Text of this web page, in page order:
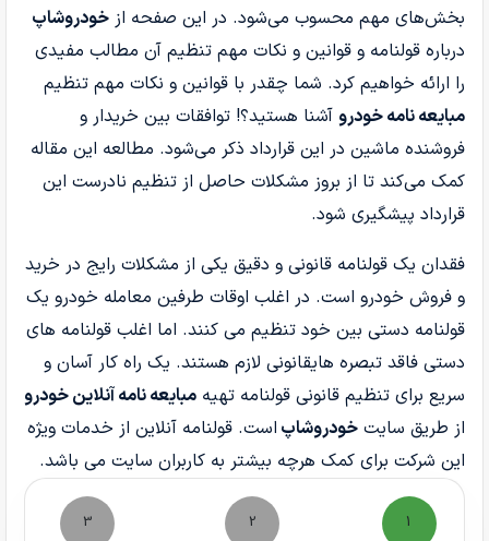
بخش‌های مهم محسوب می‌شود. در این صفحه از خودروشاپ
درباره قولنامه و قوانین و نکات مهم تنظیم آن مطالب مفیدی
را ارائه خواهیم کرد. شما چقدر با قوانین و نکات مهم تنظیم
مبایعه نامه خودرو آشنا هستید؟! توافقات بین خریدار و
فروشنده ماشین در این قرارداد ذکر می‌شود. مطالعه این مقاله
کمک می‌کند تا از بروز مشکلات حاصل از تنظیم نادرست این
قرارداد پیشگیری شود.
فقدان یک قولنامه قانونی و دقیق یکی از مشکلات رایج در خرید
و فروش خودرو است. در اغلب اوقات طرفین معامله خودرو یک
قولنامه دستی بین خود تنظیم می کنند. اما اغلب قولنامه های
دستی فاقد تبصره هایقانونی لازم هستند. یک راه کار آسان و
سریع برای تنظیم قانونی قولنامه تهیه مبایعه نامه آنلاین خودرو
از طریق سایت خودروشاپ است. قولنامه آنلاین از خدمات ویژه
این شرکت برای کمک هرچه بیشتر به کاربران سایت می باشد.
1
2
3